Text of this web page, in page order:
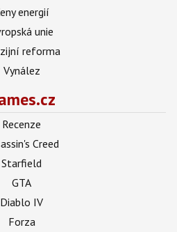
energií
unie
reforma
Vynález
Recenze
Creed
Starfield
GTA
Diablo IV
Forza